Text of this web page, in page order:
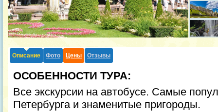
Описание Фото Цены Отзывы
ОСОБЕННОСТИ ТУРА:
Все экскурсии на автобусе. Самые
Петербурга и знаменитые пригороды.